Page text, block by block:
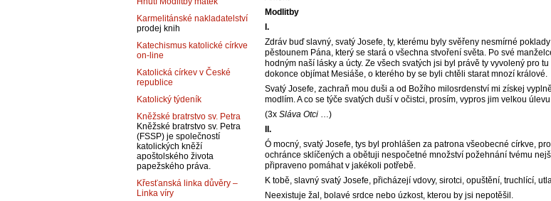
Modlitby
I.
Zdráv buď slavný, svatý Josefe, ty, kterému byly svěřeny nesmírné
pěstounem Pána, který se stará o všechna stvoření světa. Po své
hodným naší lásky a úcty. Ze všech svatých jsi byl právě ty vyvolený pro
dokonce objímat Mesiáše, o kterého by se byli chtěli starat mnozí králové.
Svatý Josefe, zachraň mou duši a od Božího milosrdenství mi získej
modlím. A co se týče svatých duší v očistci, prosím, vypros jim velkou
(3x Sláva Otci …)
II.
Ó mocný, svatý Josefe, tys byl prohlášen za patrona všeobecné církve,
ochránce sklíčených a obětuji nespočetné množství požehnání tvému
připraveno pomáhat v jakékoli potřebě.
K tobě, slavný svatý Josefe, přicházejí vdovy, sirotci, opuštění, truchlící,
Neexistuje žal, bolavé srdce nebo úzkost, kterou by jsi nepotěšil.
Karmelitánské nakladatelství
prodej knih
Katechismus katolické církve
on-line
Katolická církev v České
republice
Katolický týdeník
Kněžské bratrstvo sv. Petra
Kněžské bratrstvo sv. Petra
(FSSP) je společností
katolických kněží
apoštolského života
papežského práva.
Křesťanská linka důvěry –
Linka víry